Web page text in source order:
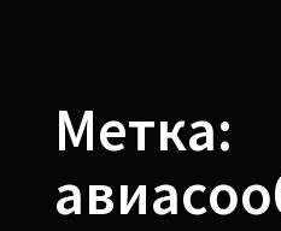
Метка: